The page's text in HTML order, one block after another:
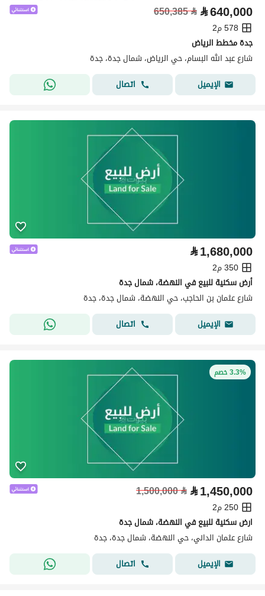
⃁640,000
⃁
650,385
578 م2
جدة مخطط الرياض
شارع عبد الله البسام، حي الرياض، شمال جدة، جدة
الإيميل
اتصال
⃁1,680,000
350 م2
أرض سكنية للبيع في النهضة، شمال جدة
شارع عثمان بن الحاجب، حي النهضة، شمال جدة، جدة
الإيميل
اتصال
3.3% خصم
⃁1,450,000
⃁
1,500,000
250 م2
ارض سكنية للبيع في النهضة، شمال جدة
شارع عثمان الداني، حي النهضة، شمال جدة، جدة
الإيميل
اتصال